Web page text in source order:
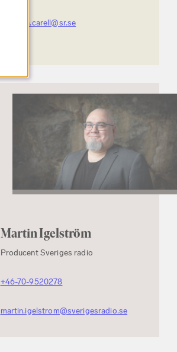
Johanna.carell@sr.se
Martin Igelström
Producent Sveriges radio
+46-70-9520278
martin.igelstrom@sverigesradio.se